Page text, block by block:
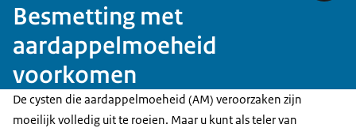
Besmetting met
aardappelmoeheid
voorkomen
De cysten die aardappelmoeheid (AM) veroorzaken zijn
moeilijk volledig uit te roeien. Maar u kunt als teler van